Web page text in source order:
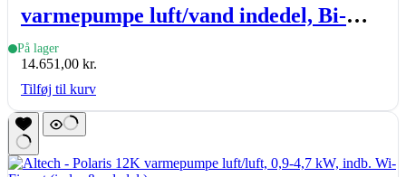
varmepumpe luft/vand indedel, Bi-
blok, L-gen, R290, 5-9 kW
På lager
14.651,00 kr.
Tilføj til kurv